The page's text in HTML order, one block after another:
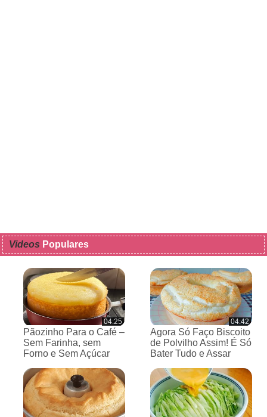
Videos Populares
04:25
Pãozinho Para o Café –
Sem Farinha, sem
Forno e Sem Açúcar
04:42
Agora Só Faço Biscoito
de Polvilho Assim! É Só
Bater Tudo e Assar